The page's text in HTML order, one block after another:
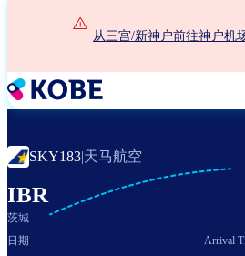
主
要
内
从三宫/新神户前往神户机
SKY183|天马航空
IBR
茨城
日期 Arrival